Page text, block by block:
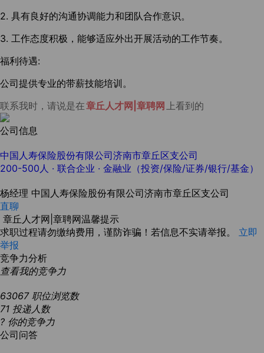
2. 具有良好的沟通协调能力和团队合作意识。
3. 工作态度积极，能够适应外出开展活动的工作节奏。
福利待遇:
公司提供专业的带薪技能培训。
联系我时，请说是在章丘人才网|章聘网 上看到的
公司信息
中国人寿保险股份有限公司济南市章丘区支公司
200-500人 · 联合企业 · 金融业（投资/保险/证券/银行/基金）
杨经理 中国人寿保险股份有限公司济南市章丘区支公司
直聊
章丘人才网|章聘网温馨提示
求职过程请勿缴纳费用，谨防诈骗！若信息不实请举报。 立即
举报
竞争力分析
查看我的竞争力
63067 职位浏览数
71 投递人数
? 你的竞争力
公司问答